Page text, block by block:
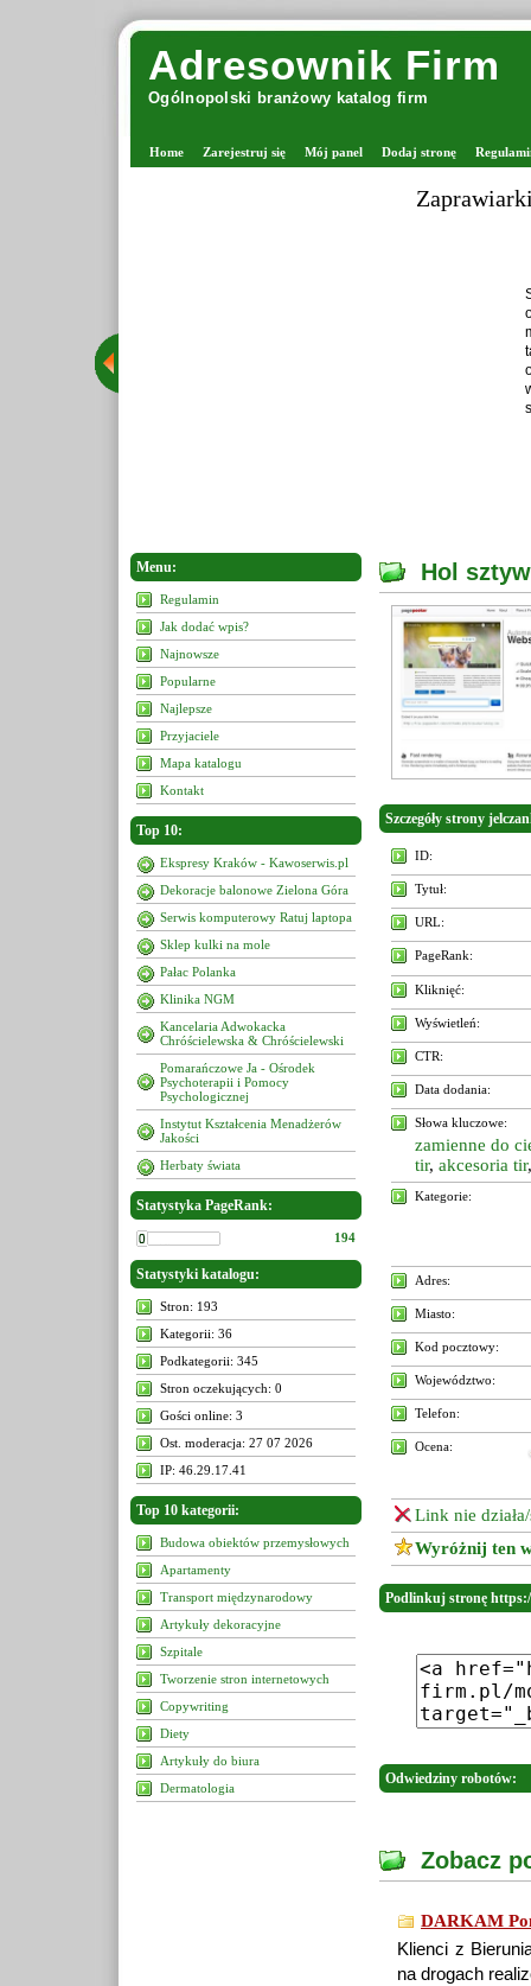
Adresownik Firm
Ogólnopolski branżowy katalog firm
Home Zarejestruj się Mój panel Dodaj stronę
Menu:
Regulamin
Jak dodać wpis?
Najnowsze
Popularne
Najlepsze
Przyjaciele
Mapa katalogu
Kontakt
Top 10:
Ekspresy Kraków - Kawoserwis.pl
Dekoracje balonowe Zielona Góra
Serwis komputerowy Ratuj laptopa
Sklep kulki na mole
Pałac Polanka
Klinika NGM
Kancelaria Adwokacka
Chróścielewska & Chróścielewski
Pomarańczowe Ja - Ośrodek
Psychoterapii i Pomocy
Psychologicznej
Instytut Kształcenia Menadżerów
Jakości
Herbaty świata
Statystyka PageRank:
194
Statystyki katalogu:
Stron: 193
Kategorii: 36
Podkategorii: 345
Stron oczekujących: 0
Gości online: 3
Ost. moderacja: 27 07 2026
IP: 46.29.17.41
Top 10 kategorii:
Budowa obiektów przemysłowych
Apartamenty
Transport międzynarodowy
Artykuły dekoracyjne
Szpitale
Tworzenie stron internetowych
Copywriting
Diety
Artykuły do biura
Dermatologia
Hol
Szczegóły strony
ID:
Tytuł:
URL:
PageRank:
Kliknięć:
Wyświetleń:
CTR:
Data dodania:
Słowa kluczowe:
zamienne do
tir, akcesoria tir
Kategorie:
Adres:
Miasto:
Kod pocztowy:
Województwo:
Telefon:
Ocena:
Link nie
Wyróżnij ten
Podlinkuj stronę
Odwiedziny robotów:
Zobacz
DARKAM
Klienci z
na drogach